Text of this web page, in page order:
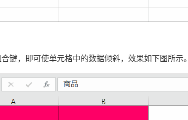
键，即可使单元格中的数据倾斜，效果如下图所示。